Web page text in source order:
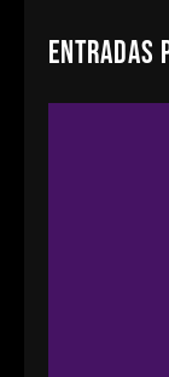
r
Entradas